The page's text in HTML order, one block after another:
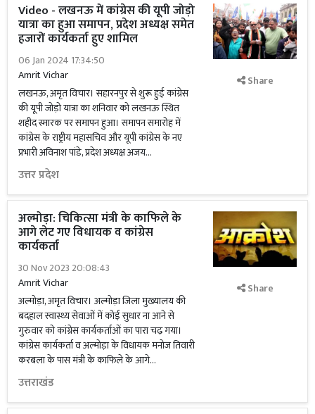
Video - लखनऊ में कांग्रेस की यूपी जोड़ो
यात्रा का हुआ समापन, प्रदेश अध्यक्ष समेत
हजारों कार्यकर्ता हुए शामिल
06 Jan 2024 17:34:50
Amrit Vichar
लखनऊ, अमृत विचार। सहारनपुर से शुरू हुई कांग्रेस
की यूपी जोड़ो यात्रा का शनिवार को लखनऊ स्थित
शहीद स्मारक पर समापन हुआ। समापन समारोह में
कांग्रेस के राष्ट्रीय महासचिव और यूपी कांग्रेस के नए
प्रभारी अविनाश पांडे, प्रदेश अध्यक्ष अजय...
उत्तर प्रदेश
Share
अल्मोड़ा: चिकित्सा मंत्री के काफिले के
आगे लेट गए विधायक व कांग्रेस
कार्यकर्ता
30 Nov 2023 20:08:43
Amrit Vichar
अल्मोड़ा, अमृत विचार। अल्मोड़ा जिला मुख्यालय की
बदहाल स्वास्थ्य सेवाओं में कोई सुधार ना आने से
गुरुवार को कांग्रेस कार्यकर्ताओं का पारा चढ़ गया।
कांग्रेस कार्यकर्ता व अल्मोड़ा के विधायक मनोज तिवारी
करबला के पास मंत्री के काफिले के आगे...
उत्तराखंड
Share